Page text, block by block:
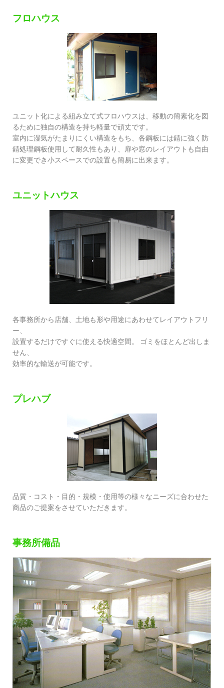
フロハウス
ユニット化による組み立て式フロハウスは、移動の簡素化を図
るために独自の構造を持ち軽量で頑丈です。
室内に湿気がたまりにくい構造をもち、各鋼板には錆に強く防
錆処理鋼板使用して耐久性もあり、扉や窓のレイアウトも自由
に変更でき小スペースでの設置も簡易に出来ます。
ユニットハウス
各事務所から店舗、土地も形や用途にあわせてレイアウトフリ
ー、
設置するだけですぐに使える快適空間。 ゴミをほとんど出しま
せん、
効率的な輸送が可能です。
プレハブ
品質・コスト・目的・規模・使用等の様々なニーズに合わせた
商品のご提案をさせていただきます。
事務所備品